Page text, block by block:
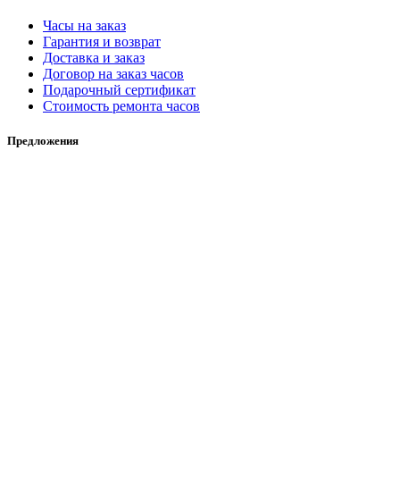
Часы на заказ
Гарантия и возврат
Доставка и заказ
Договор на заказ часов
Подарочный сертификат
Стоимость ремонта часов
Предложения